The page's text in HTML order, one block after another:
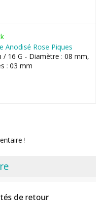
Anodisé Rose Piques
/ 16 G - Diamètre : 08 mm,
: 03 mm
!
de retour